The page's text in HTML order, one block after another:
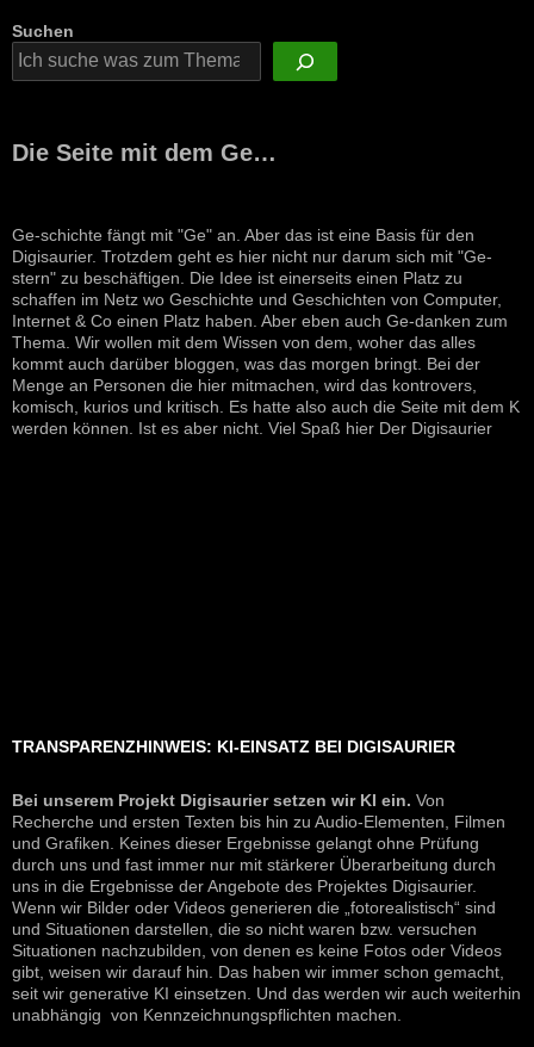
Suchen
Die Seite mit dem Ge…
Ge-schichte fängt mit "Ge" an. Aber das ist eine Basis für den
Digisaurier. Trotzdem geht es hier nicht nur darum sich mit "Ge-
stern" zu beschäftigen. Die Idee ist einerseits einen Platz zu
schaffen im Netz wo Geschichte und Geschichten von Computer,
Internet & Co einen Platz haben. Aber eben auch Ge-danken zum
Thema. Wir wollen mit dem Wissen von dem, woher das alles
kommt auch darüber bloggen, was das morgen bringt. Bei der
Menge an Personen die hier mitmachen, wird das kontrovers,
komisch, kurios und kritisch. Es hatte also auch die Seite mit dem K
werden können. Ist es aber nicht. Viel Spaß hier Der Digisaurier
TRANSPARENZHINWEIS: KI-EINSATZ BEI DIGISAURIER
Bei unserem Projekt Digisaurier setzen wir KI ein. Von
Recherche und ersten Texten bis hin zu Audio-Elementen, Filmen
und Grafiken. Keines dieser Ergebnisse gelangt ohne Prüfung
durch uns und fast immer nur mit stärkerer Überarbeitung durch
uns in die Ergebnisse der Angebote des Projektes Digisaurier.
Wenn wir Bilder oder Videos generieren die „fotorealistisch“ sind
und Situationen darstellen, die so nicht waren bzw. versuchen
Situationen nachzubilden, von denen es keine Fotos oder Videos
gibt, weisen wir darauf hin. Das haben wir immer schon gemacht,
seit wir generative KI einsetzen. Und das werden wir auch weiterhin
unabhängig von Kennzeichnungspflichten machen.